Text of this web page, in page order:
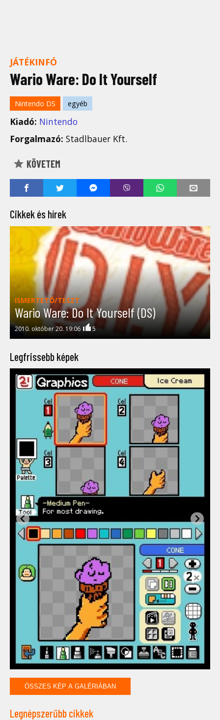
JÁTÉKINFÓ
Wario Ware: Do It Yourself
Nintendo DS egyéb
Kiadó: Nintendo
Forgalmazó: Stadlbauer Kft.
KÖVETEM
Cikkek és hírek
ISMERTETŐ/TESZT
Wario Ware: Do It Yourself (DS)
2010. október 20. 19:06 5
Legfrissebb képek
ÖSSZES KÉP A GALÉRIÁBAN
Legnépszerűbb cikkek